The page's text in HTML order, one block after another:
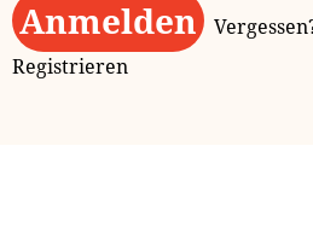
Registrieren